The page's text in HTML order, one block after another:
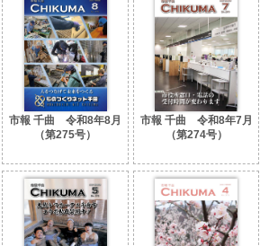
市報 千曲 令和8年8月
（第275号）
市報 千曲 令和8年7月
（第274号）